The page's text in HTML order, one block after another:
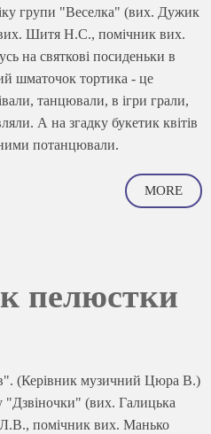
групи "Веселка" (вих. Дужик
Шитя Н.С., помічник вих.
на святкові посиденьки в
шматочок тортика - це
танцювали, в ігри грали,
А на згадку букетик квітів
з ними потанцювали.
MORE
пелюстки
(Керівник музичний Цюра В.)
"Дзвіночки" (вих. Галицька
помічник вих. Манько